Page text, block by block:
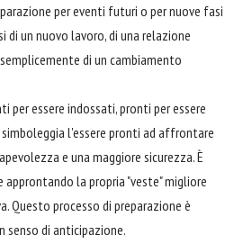
per eventi futuri o per nuove fasi
un nuovo lavoro, di una relazione
di un cambiamento
per essere indossati, pronti per essere
l'essere pronti ad affrontare
e una maggiore sicurezza. È
la propria "veste" migliore
Questo processo di preparazione è
senso di anticipazione.